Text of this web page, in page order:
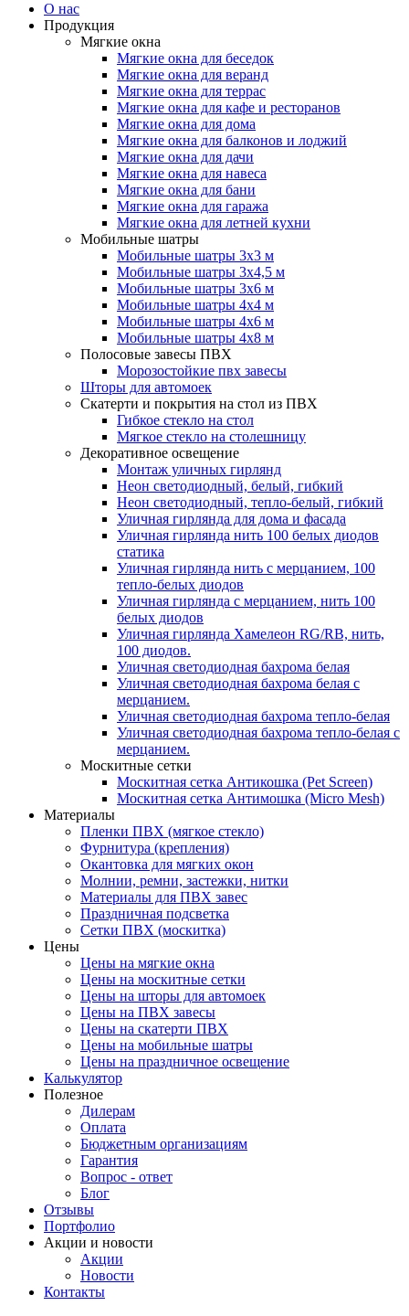
О нас
Продукция
Мягкие окна
Мягкие окна для беседок
Мягкие окна для веранд
Мягкие окна для террас
Мягкие окна для кафе и ресторанов
Мягкие окна для дома
Мягкие окна для балконов и лоджий
Мягкие окна для дачи
Мягкие окна для навеса
Мягкие окна для бани
Мягкие окна для гаража
Мягкие окна для летней кухни
Мобильные шатры
Мобильные шатры 3х3 м
Мобильные шатры 3х4,5 м
Мобильные шатры 3х6 м
Мобильные шатры 4х4 м
Мобильные шатры 4х6 м
Мобильные шатры 4х8 м
Полосовые завесы ПВХ
Морозостойкие пвх завесы
Шторы для автомоек
Скатерти и покрытия на стол из ПВХ
Гибкое стекло на стол
Мягкое стекло на столешницу
Декоративное освещение
Монтаж уличных гирлянд
Неон светодиодный, белый, гибкий
Неон светодиодный, тепло-белый, гибкий
Уличная гирлянда для дома и фасада
Уличная гирлянда нить 100 белых диодов
статика
Уличная гирлянда нить с мерцанием, 100
тепло-белых диодов
Уличная гирлянда с мерцанием, нить 100
белых диодов
Уличная гирлянда Хамелеон RG/RB, нить,
100 диодов.
Уличная светодиодная бахрома белая
Уличная светодиодная бахрома белая с
мерцанием.
Уличная светодиодная бахрома тепло-белая
Уличная светодиодная бахрома тепло-белая с
мерцанием.
Москитные сетки
Москитная сетка Антикошка (Pet Screen)
Москитная сетка Антимошка (Micro Mesh)
Материалы
Пленки ПВХ (мягкое стекло)
Фурнитура (крепления)
Окантовка для мягких окон
Молнии, ремни, застежки, нитки
Материалы для ПВХ завес
Праздничная подсветка
Сетки ПВХ (москитка)
Цены
Цены на мягкие окна
Цены на москитные сетки
Цены на шторы для автомоек
Цены на ПВХ завесы
Цены на скатерти ПВХ
Цены на мобильные шатры
Цены на праздничное освещение
Калькулятор
Полезное
Дилерам
Оплата
Бюджетным организациям
Гарантия
Вопрос - ответ
Блог
Отзывы
Портфолио
Акции и новости
Акции
Новости
Контакты